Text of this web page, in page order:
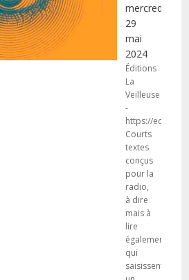
mercredi
29
mai
2024
Éditions
La
Veilleuse
-
https://
Courts
textes
conçus
pour la
radio,
à dire
mais à
lire
également,
qui
saisissent